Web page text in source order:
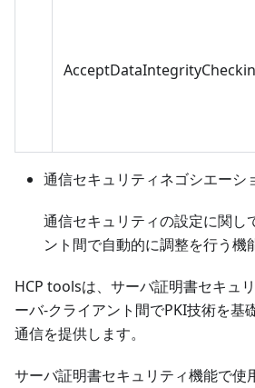
通信セキュリティネゴシエーシ
通信セキュリティの設定に関し
ント間で自動的に調整を行う機
HCP toolsは、サーバ証明書セキュ
ーバ-クライアント間でPKI技術を基
通信を提供します。
サーバ証明書セキュリティ機能で使